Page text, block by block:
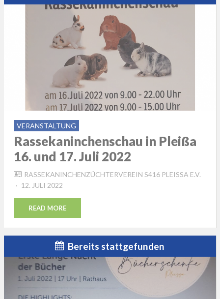
VERANSTALTUNG
Rassekaninchenschau in Pleißa
16. und 17. Juli 2022
RASSEKANINCHENZÜCHTERVEREIN S416 PLEISSA E.V.
POSTED
12. JULI 2022
READ MORE
Bereits stattgefunden